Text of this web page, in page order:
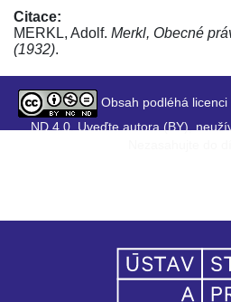
Citace:
MERKL, Adolf. Merkl, Obecné
(1932).
Obsah podléhá
ND 4.0. Uveďte autora (BY),